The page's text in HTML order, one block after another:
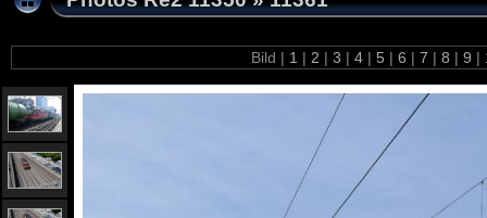
Bild | 1 | 2 | 3 | 4 | 5 | 6 | 7 | 8 | 9 |